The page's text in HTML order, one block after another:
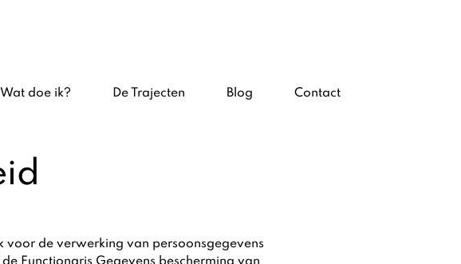
Wat doe ik? De Trajecten Blog Contact
de verwerking van persoonsgegevens